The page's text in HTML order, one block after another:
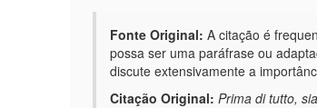
Fonte Original: A citação é
possa ser uma paráfrase ou
discute extensivamente a
Citação Original: Prima di tutto,